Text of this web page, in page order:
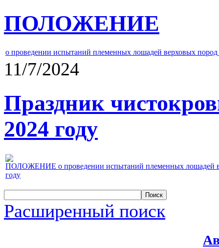
ПОЛОЖЕНИЕ
о проведении испытаний племенных лошадей верховых
11/7/2024
Праздник
2024 году
ПОЛОЖЕНИЕ о проведении испытаний племенных лошадей
году
Расширенный поиск